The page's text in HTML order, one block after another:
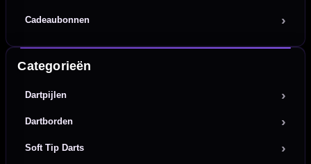
Cadeaubonnen
Categorieën
Dartpijlen
Dartborden
Soft Tip Darts